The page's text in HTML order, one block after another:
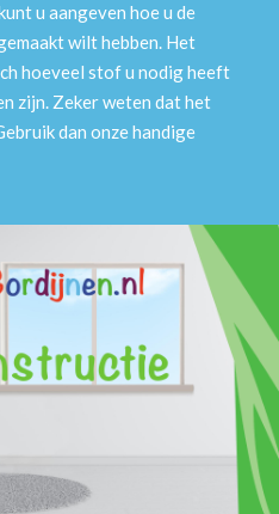
u aangeven hoe u de
wilt hebben. Het
hoeveel stof u nodig heeft
zijn. Zeker weten dat het
dan onze handige